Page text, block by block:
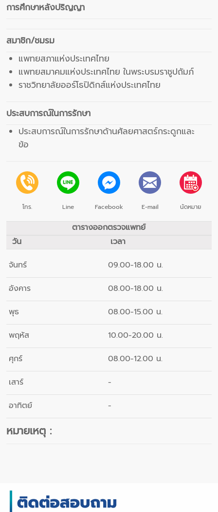
การศึกษาหลังปริญญา
สมาชิก/ชมรม
แพทยสภาแห่งประเทศไทย
แพทยสมาคมแห่งประเทศไทย ในพระบรมราชูปถัมภ์
ราชวิทยาลัยออร์โธปิดิกส์แห่งประเทศไทย
ประสบการณ์ในการรักษา
ประสบการณ์ในการรักษาด้านศัลยศาสตร์กระดูกและ
ข้อ
โทร. Line Facebook E-mail นัดหมาย
ตารางออกตรวจแพทย์
วัน
เวลา
จันทร์
09.00-18.00 น.
อังคาร
08.00-18.00 น.
พุธ
08.00-15.00 น.
พฤหัส
10.00-20.00 น.
ศุกร์
08.00-12.00 น.
เสาร์
-
อาทิตย์
-
หมายเหตุ :